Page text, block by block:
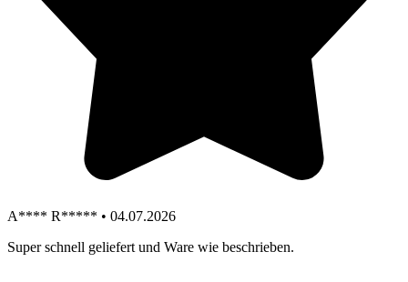
A**** R***** • 04.07.2026
Super schnell geliefert und Ware wie beschrieben.